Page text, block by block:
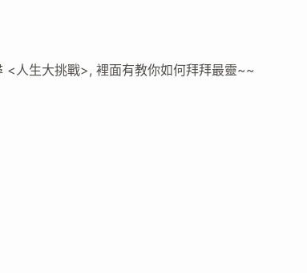
<人生大挑戰>, 裡面有教你如何拜拜最靈~~